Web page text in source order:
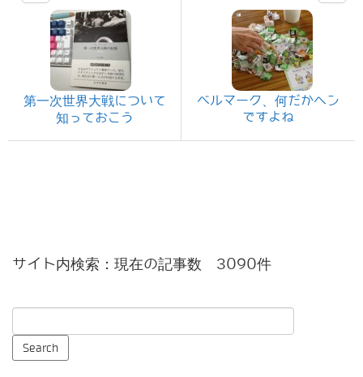
第一次世界大戦について
知っておこう
ベルマーク、何だかヘン
ですよね
サイト内検索：現在の記事数 3090件